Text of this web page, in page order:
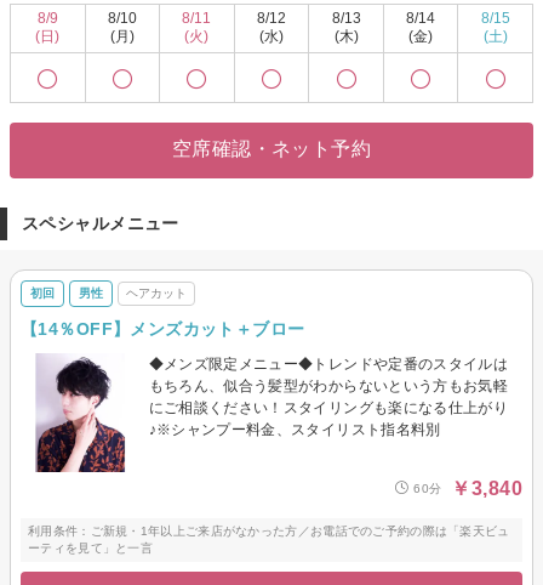
イル提案してくれる☆
今までとは全く違う画期的なトリートメント縮毛矯正「オイルストレート」
に美しく保つためのメニューを豊富に取り揃えている。
髪をぼかすことで伸びても目立たないお洒落な大人カラーをしてくれるのが
大人女子から人気の秘訣。
所で全て完了できるのが魅力！
8/9
(日)
8/10
(月)
8/11
(火)
8/12
(水)
8/13
(木)
8/14
(金)
8/15
(土)
空席確認・ネット予約
スペシャルメニュー
初回 男性 ヘアカット
【14％OFF】メンズカット＋ブロー
◆メンズ限定メニュー◆トレンドや定番のスタイルは
もちろん、似合う髪型がわからないという方もお気軽
にご相談ください！スタイリングも楽になる仕上がり
♪※シャンプー料金、スタイリスト指名料別
60分 ￥3,840
利用条件：ご新規・1年以上ご来店がなかった方／お電話でのご予約の際は「楽天ビュ
ーティを見て」と一言